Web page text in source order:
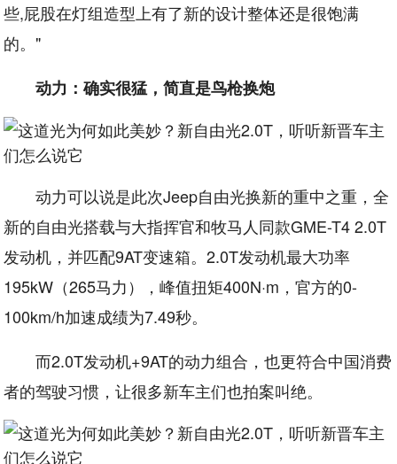
些,屁股在灯组造型上有了新的设计整体还是很饱满
的。"
动力：确实很猛，简直是鸟枪换炮
动力可以说是此次Jeep自由光换新的重中之重，全
新的自由光搭载与大指挥官和牧马人同款GME-T4 2.0T
发动机，并匹配9AT变速箱。2.0T发动机最大功率
195kW（265马力），峰值扭矩400N·m，官方的0-
100km/h加速成绩为7.49秒。
而2.0T发动机+9AT的动力组合，也更符合中国消费
者的驾驶习惯，让很多新车主们也拍案叫绝。